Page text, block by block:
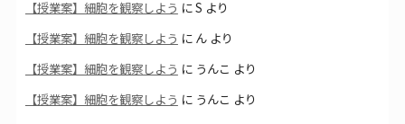
【授業案】細胞を観察しよう にS より
【授業案】細胞を観察しよう に んより
【授業案】細胞を観察しよう に うんこ より
【授業案】細胞を観察しよう に うんこ より